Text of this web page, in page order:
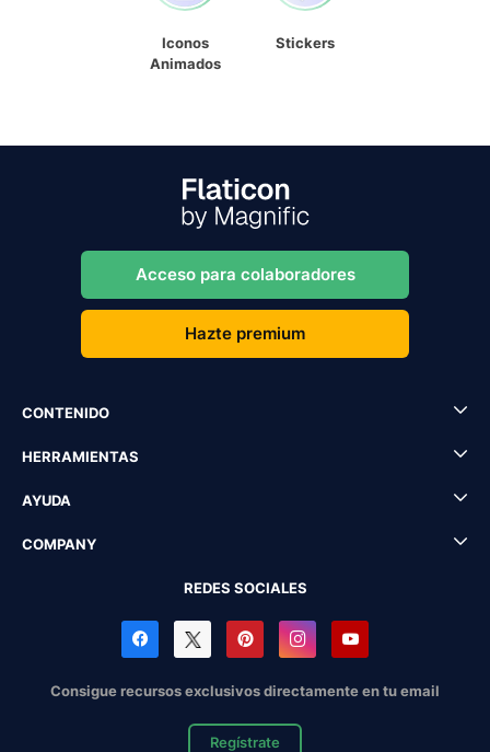
Iconos
Animados
Stickers
Acceso para colaboradores
Hazte premium
CONTENIDO
HERRAMIENTAS
AYUDA
COMPANY
REDES SOCIALES
Consigue recursos exclusivos directamente en tu email
Regístrate